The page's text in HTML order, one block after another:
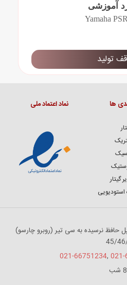
آموزشی
Yamaha
تولید
ها
گیتار
استودیویی
نماد اعتماد ملی
حافظ نرسیده به سی تیر (روبرو چارسو)
,
021-66751234